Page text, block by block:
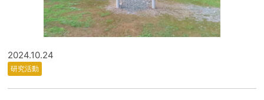
2024.10.24
研究活動